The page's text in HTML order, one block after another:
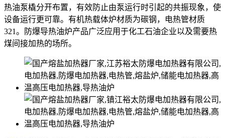
热油泵橇分开布置，有效防止由泵运行时引起的共振现象，使
设备运行更可靠。有机热载体炉材质为碳钢，电热管材质
321。防爆导热油炉产品广泛应用于化工石油企业以及需要热
煤间接加热的场所。